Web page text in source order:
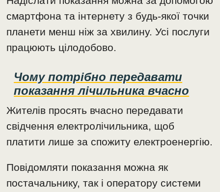
смартфона та інтернету з будь-якої точки
планети менш ніж за хвилину. Усі послуги
працюють цілодобово.
Чому потрібно передавати
показання лічильника вчасно
Жителів просять вчасно передавати
свідчення електролічильника, щоб
платити лише за спожиту електроенергію.
Повідомляти показання можна як
постачальнику, так і оператору системи